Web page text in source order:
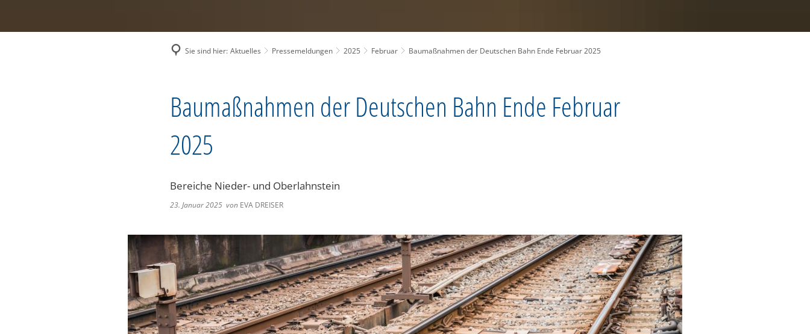
Sie sind hier: Aktuelles Pressemeldungen 2025 Februar Baumaßnahmen der Deutschen Bahn Ende Februar 2025
Baumaßnahmen der Deutschen Bahn Ende Februar
2025
Bereiche Nieder- und Oberlahnstein
23. Januar 2025 von EVA DREISER